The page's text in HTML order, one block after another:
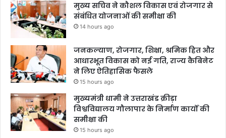
मुख्य सचिव ने कौशल विकास एवं रोजगार से
संबंधित योजनाओं की समीक्षा की
14 hours ago
जनकल्याण, रोजगार, शिक्षा, श्रमिक हित और
आधारभूत विकास को नई गति, राज्य कैबिनेट
ने लिए ऐतिहासिक फैसले
15 hours ago
मुख्यमंत्री धामी ने उत्तराखंड क्रीड़ा
विश्वविद्यालय गौलापार के निर्माण कार्यों की
समीक्षा की
15 hours ago